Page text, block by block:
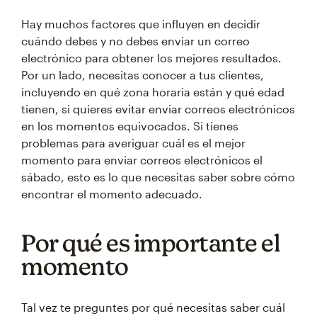
Hay muchos factores que influyen en decidir
cuándo debes y no debes enviar un correo
electrónico para obtener los mejores resultados.
Por un lado, necesitas conocer a tus clientes,
incluyendo en qué zona horaria están y qué edad
tienen, si quieres evitar enviar correos electrónicos
en los momentos equivocados. Si tienes
problemas para averiguar cuál es el mejor
momento para enviar correos electrónicos el
sábado, esto es lo que necesitas saber sobre cómo
encontrar el momento adecuado.
Por qué es importante el
momento
Tal vez te preguntes por qué necesitas saber cuál